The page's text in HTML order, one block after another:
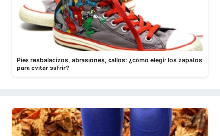
Pies resbaladizos, abrasiones, callos: ¿cómo elegir los zapatos
para evitar sufrir?